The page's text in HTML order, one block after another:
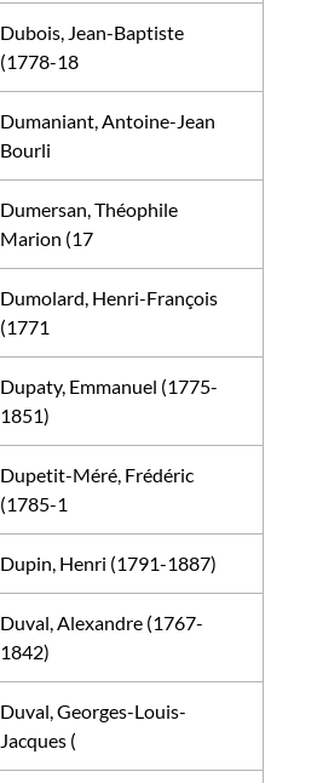
Dubois, Jean-Baptiste
(1778-18
Dumaniant, Antoine-Jean
Bourli
Dumersan, Théophile
Marion (17
Dumolard, Henri-François
(1771
Dupaty, Emmanuel (1775-
1851)
Dupetit-Méré, Frédéric
(1785-1
Dupin, Henri (1791-1887)
Duval, Alexandre (1767-
1842)
Duval, Georges-Louis-
Jacques (